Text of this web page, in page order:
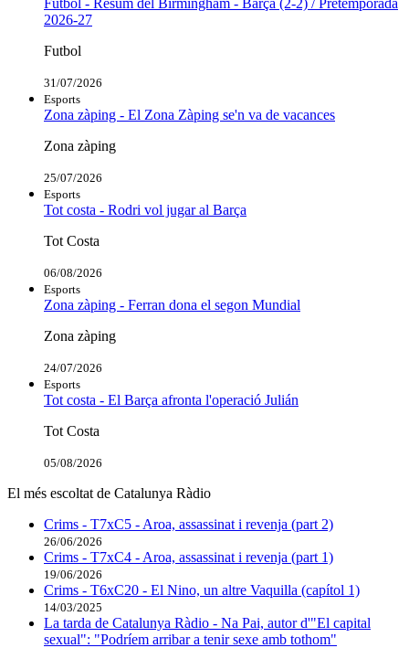
2026-27
Futbol
31/07/2026
Esports
Zona zàping - El Zona Zàping se'n va de vacances
Zona zàping
25/07/2026
Esports
Tot costa - Rodri vol jugar al Barça
Tot Costa
06/08/2026
Esports
Zona zàping - Ferran dona el segon Mundial
Zona zàping
24/07/2026
Esports
Tot costa - El Barça afronta l'operació Julián
Tot Costa
05/08/2026
El més escoltat de Catalunya Ràdio
Crims - T7xC5 - Aroa, assassinat i revenja (part 2)
26/06/2026
Crims - T7xC4 - Aroa, assassinat i revenja (part 1)
19/06/2026
Crims - T6xC20 - El Nino, un altre Vaquilla (capítol 1)
14/03/2025
La tarda de Catalunya Ràdio - Na Pai, autor d'"El capital
sexual": "Podríem arribar a tenir sexe amb tothom"